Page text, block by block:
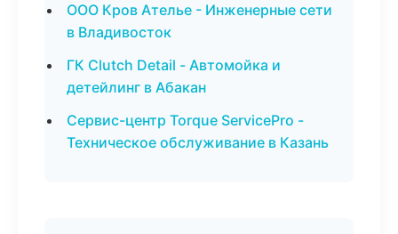
ООО Кров Ателье - Инженерные сети
в Владивосток
ГК Clutch Detail - Автомойка и
детейлинг в Абакан
Сервис-центр Torque ServicePro -
Техническое обслуживание в Казань